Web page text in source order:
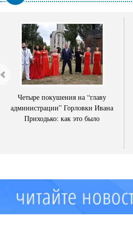
Четыре покушения на “главу
администрации” Горловки Ивана
Приходько: как это было